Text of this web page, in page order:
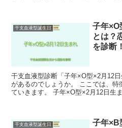
干支血液型誕生日
子年×O
とは？
を診断！
干支血液型診断「子年×O型×2月12
があるのでしょうか。 ここでは、特
ていきます。 子年×O型×2月12日生
干支血液型誕生日
子年×B